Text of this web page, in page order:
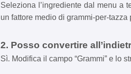
Seleziona l’ingrediente dal menu a
un fattore medio di grammi-per-tazza
2. Posso convertire
Sì. Modifica il campo “Grammi” e lo